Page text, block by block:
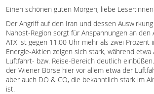
Einen schönen guten Morgen, liebe
Der Angriff auf den Iran und dessen
Nahost-Region sorgt für Anspannungen an den
ATX ist gegen 11.00 Uhr mehr als zwei Prozent
Energie-Aktien zeigen sich stark, während etwa
Luftfahrt- bzw. Reise-Bereich deutlich
der Wiener Börse hier vor allem etwa der
aber auch DO & CO, die bekanntlich stark im
ist.